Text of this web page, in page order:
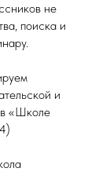
не
поиска и
и
в «Школе